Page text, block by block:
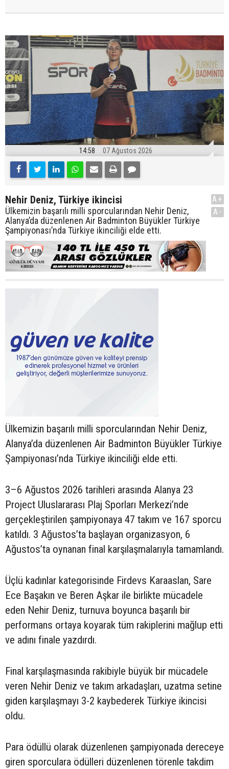
14:58 07 Ağustos 2026
Nehir Deniz, Türkiye ikincisi
Ülkemizin başarılı milli sporcularından Nehir Deniz,
Alanya’da düzenlenen Air Badminton Büyükler Türkiye
Şampiyonası’nda Türkiye ikinciliği elde etti.
A+
A-
Ülkemizin başarılı milli sporcularından Nehir Deniz,
Alanya’da düzenlenen Air Badminton Büyükler Türkiye
Şampiyonası’nda Türkiye ikinciliği elde etti.
3–6 Ağustos 2026 tarihleri arasında Alanya 23
Project Uluslararası Plaj Sporları Merkezi’nde
gerçekleştirilen şampiyonaya 47 takım ve 167 sporcu
katıldı. 3 Ağustos’ta başlayan organizasyon, 6
Ağustos’ta oynanan final karşılaşmalarıyla tamamlandı.
Üçlü kadınlar kategorisinde Firdevs Karaaslan, Sare
Ece Başakın ve Beren Aşkar ile birlikte mücadele
eden Nehir Deniz, turnuva boyunca başarılı bir
performans ortaya koyarak tüm rakiplerini mağlup etti
ve adını finale yazdırdı.
Final karşılaşmasında rakibiyle büyük bir mücadele
veren Nehir Deniz ve takım arkadaşları, uzatma setine
giden karşılaşmayı 3-2 kaybederek Türkiye ikincisi
oldu.
Para ödüllü olarak düzenlenen şampiyonada dereceye
giren sporculara ödülleri düzenlenen törenle takdim